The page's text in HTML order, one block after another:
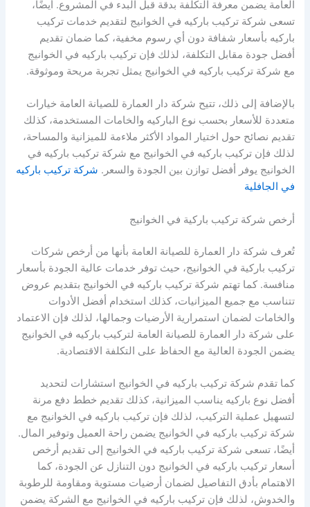
العامة يضمن معرفة التكلفة بدقة قبل البدء في المشروع. أيضًا،
تسعى شركة تركيب باركيه في الخوانيج لتقديم خدمات تركيب
باركيه بأسعار شفافة دون أي رسوم مخفية، كما ضمان تقديم
أفضل جودة مقابل التكلفة، لذلك فإن تركيب باركيه في الخوانيج
مع شركة تركيب باركيه في الخوانيج يمثل تجربة مريحة وموثوقة.
بالإضافة إلى ذلك، تتيح شركة دار العمارة للصيانة العامة خيارات
متعددة للأسعار بحسب نوع الباركيه والخامات المستخدمة، كذلك
تقديم نصائح حول اختيار المواد الأكثر ملاءمة للميزانية والمساحة،
لذلك فإن تركيب باركيه في الخوانيج مع شركة تركيب باركيه في
الخوانيج يوفر أفضل توازن بين الجودة والسعر. شركة تركيب باركيه
في الجافلية
أرخص شركة تركيب باركية في الخوانيج
تُعرف شركة دار العمارة للصيانة العامة بأنها من أرخص شركات
تركيب باركية في الخوانيج، حيث توفر خدمات عالية الجودة بأسعار
منافسة. كما تهتم شركة تركيب باركيه في الخوانيج بتقديم عروض
تتناسب مع جميع الميزانيات، كذلك استخدام أفضل الأدوات
والخامات لضمان استمرارية الأرضيات وجمالها، لذلك فإن الاعتماد
على شركة دار العمارة للصيانة العامة لتركيب باركيه في الخوانيج
يضمن الجودة العالية مع الحفاظ على التكلفة الاقتصادية.
كما تقدم شركة تركيب باركيه في الخوانيج استشارات لتحديد
أفضل نوع باركيه يناسب الميزانية، كذلك تقديم خطط دفع مرنة
لتسهيل عملية التركيب، لذلك فإن تركيب باركيه في الخوانيج مع
شركة تركيب باركيه في الخوانيج يضمن راحة العميل وتوفير المال.
أيضًا، تسعى شركة تركيب باركيه في الخوانيج إلى تقديم أرخص
أسعار تركيب باركيه في الخوانيج دون التنازل عن الجودة، كما
الاهتمام بأدق التفاصيل لضمان أرضيات مستوية ومقاومة للرطوبة
والخدوش، لذلك فإن تركيب باركيه في الخوانيج مع الشركة يضمن